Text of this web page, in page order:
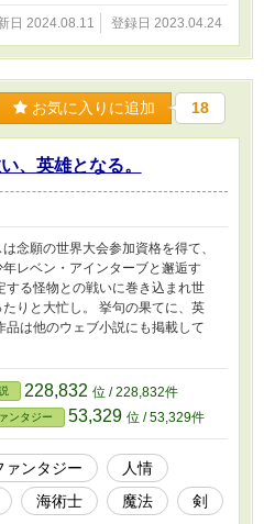
日 2024.08.11 登録日 2023.04.24
お気に入りに追加 18
、英雄となる。
念願の世界大会参加資格を得て、
レベン・アインターブと邂逅す
する怪物との戦いに巻き込まれ世
りと大忙し。 挙句の果てに、英
は他のウェブ小説にも掲載して
228,832 位 / 228,832件
ンタジー 53,329 位 / 53,329件
ァンタジー
人情
海術士 魔法
剣